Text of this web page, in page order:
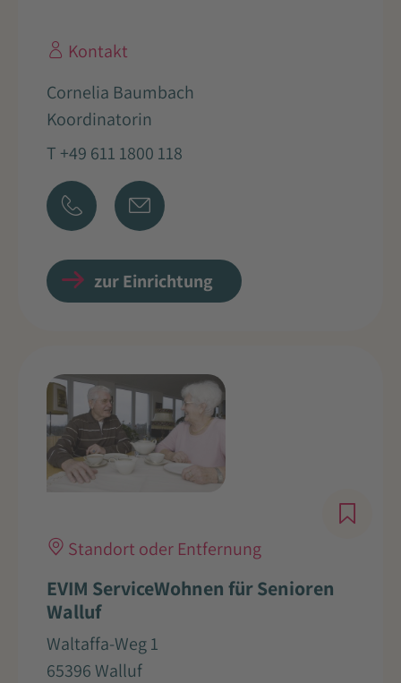
Kontakt
Cornelia Baumbach
Koordinatorin
T +49 611 1800 118
zur Einrichtung
Standort oder Entfernung
EVIM ServiceWohnen für Senioren
Walluf
Waltaffa-Weg 1
65396 Walluf